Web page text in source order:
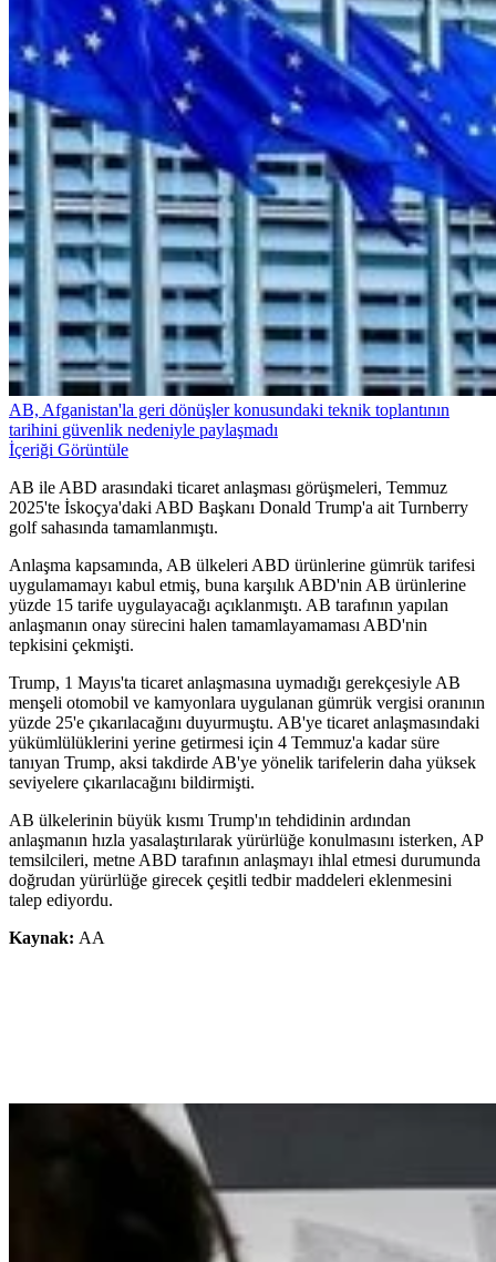
AB, Afganistan'la geri dönüşler konusundaki teknik toplantının
tarihini güvenlik nedeniyle paylaşmadı
İçeriği Görüntüle
AB ile ABD arasındaki ticaret anlaşması görüşmeleri, Temmuz
2025'te İskoçya'daki ABD Başkanı Donald Trump'a ait Turnberry
golf sahasında tamamlanmıştı.
Anlaşma kapsamında, AB ülkeleri ABD ürünlerine gümrük tarifesi
uygulamamayı kabul etmiş, buna karşılık ABD'nin AB ürünlerine
yüzde 15 tarife uygulayacağı açıklanmıştı. AB tarafının yapılan
anlaşmanın onay sürecini halen tamamlayamaması ABD'nin
tepkisini çekmişti.
Trump, 1 Mayıs'ta ticaret anlaşmasına uymadığı gerekçesiyle AB
menşeli otomobil ve kamyonlara uygulanan gümrük vergisi oranının
yüzde 25'e çıkarılacağını duyurmuştu. AB'ye ticaret anlaşmasındaki
yükümlülüklerini yerine getirmesi için 4 Temmuz'a kadar süre
tanıyan Trump, aksi takdirde AB'ye yönelik tarifelerin daha yüksek
seviyelere çıkarılacağını bildirmişti.
AB ülkelerinin büyük kısmı Trump'ın tehdidinin ardından
anlaşmanın hızla yasalaştırılarak yürürlüğe konulmasını isterken, AP
temsilcileri, metne ABD tarafının anlaşmayı ihlal etmesi durumunda
doğrudan yürürlüğe girecek çeşitli tedbir maddeleri eklenmesini
talep ediyordu.
Kaynak: AA